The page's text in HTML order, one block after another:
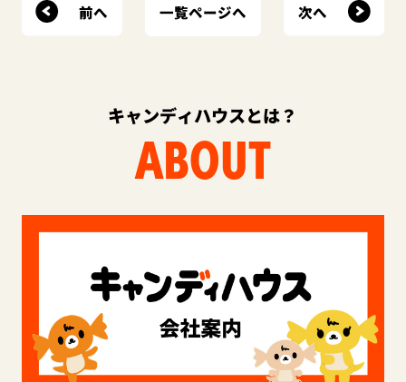
前へ 一覧ページへ 次へ
キャンディハウスとは？
ABOUT